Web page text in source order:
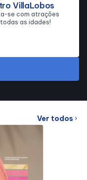
VillaLobos
se com atrações
as idades!
Ver todos chevron_right